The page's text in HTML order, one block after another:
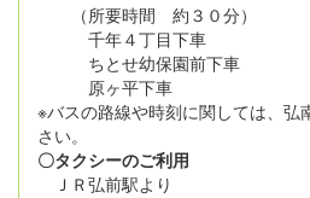
（所要時間 約３０分）
千年４丁目下車 徒
ちとせ幼保園前下車
原ヶ平下車 徒
※バスの路線や時刻に関しては、弘
さい。
〇タクシーのご利用
ＪＲ弘前駅より